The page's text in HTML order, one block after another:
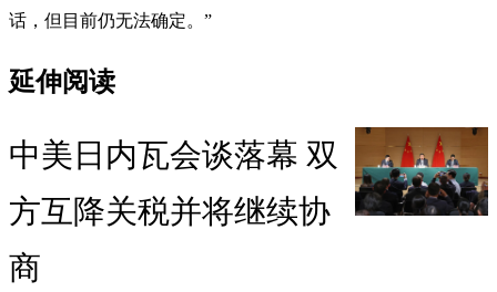
话，但目前仍无法确定。”
延伸阅读
中美日内瓦会谈落幕 双
方互降关税并将继续协
商